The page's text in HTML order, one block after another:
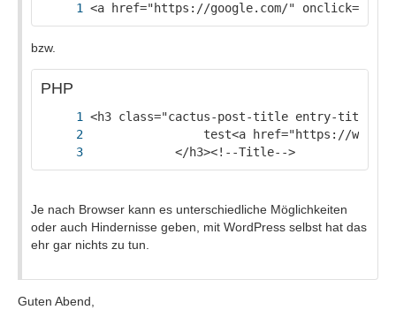
<a href="https://google.com/"
bzw.
PHP
            </h3><!--Title-->
Je nach Browser kann es unterschiedliche Möglichkeiten
oder auch Hindernisse geben, mit WordPress selbst hat das
ehr gar nichts zu tun.
Guten Abend,